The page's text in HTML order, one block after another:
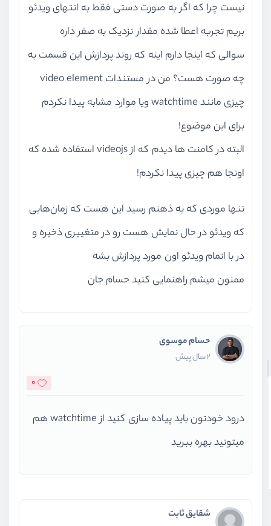
نیست چرا که اگر به صورت دستی فقط به انتهای ویدئو
بریم تجربه اعطا شده مقدار نزدیک به صفر داره
سوالی که اینجا دارم اینه که روند پردازش این قسمت به
چه صورت هست؟ من در مستندات video element
چیزی مانند watchtime و‌یا موارد مشابه پیدا نکردم
برای این موضوع!
البته در کامنت ها دیدم که از videojs استفاده شده که
اونجا هم چیزی پیدا نکردم!
تنها موردی که به ذهنم رسید این هست که زمان‌هایی
که ویدئو در حال نمایش هست رو در متغییری ذخیره و
در با اتمام ویدئو اون مورد پردازش بشه
ممنون میشم راهنمایی کنید حسام جان
حسام موسوی
2 سال پیش
0
درود خودتون باید پیاده سازی کنید از watchtime هم
میتونید بهره ببرید
شقایق ثابت